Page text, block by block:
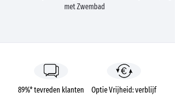
met Zwembad
89%* tevreden klanten
Optie Vrijheid: verblijf